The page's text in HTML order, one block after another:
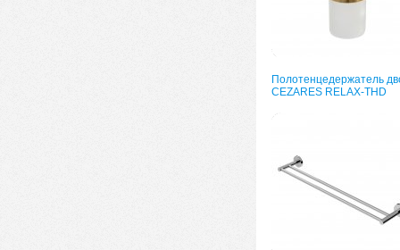
Полотенцедержатель
CEZARES RELAX-THD